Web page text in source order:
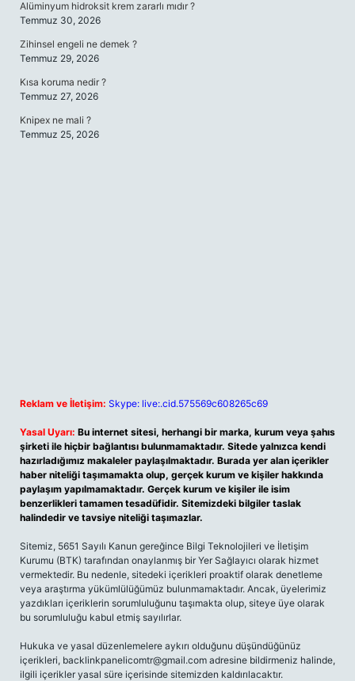
Alüminyum hidroksit krem zararlı mıdır ?
Temmuz 30, 2026
Zihinsel engeli ne demek ?
Temmuz 29, 2026
Kısa koruma nedir ?
Temmuz 27, 2026
Knipex ne mali ?
Temmuz 25, 2026
Reklam ve İletişim: Skype: live:.cid.575569c608265c69
Yasal Uyarı: Bu internet sitesi, herhangi bir marka, kurum veya şahıs
şirketi ile hiçbir bağlantısı bulunmamaktadır. Sitede yalnızca kendi
hazırladığımız makaleler paylaşılmaktadır. Burada yer alan içerikler
haber niteliği taşımamakta olup, gerçek kurum ve kişiler hakkında
paylaşım yapılmamaktadır. Gerçek kurum ve kişiler ile isim
benzerlikleri tamamen tesadüfidir. Sitemizdeki bilgiler taslak
halindedir ve tavsiye niteliği taşımazlar.
Sitemiz, 5651 Sayılı Kanun gereğince Bilgi Teknolojileri ve İletişim
Kurumu (BTK) tarafından onaylanmış bir Yer Sağlayıcı olarak hizmet
vermektedir. Bu nedenle, sitedeki içerikleri proaktif olarak denetleme
veya araştırma yükümlülüğümüz bulunmamaktadır. Ancak, üyelerimiz
yazdıkları içeriklerin sorumluluğunu taşımakta olup, siteye üye olarak
bu sorumluluğu kabul etmiş sayılırlar.
Hukuka ve yasal düzenlemelere aykırı olduğunu düşündüğünüz
içerikleri, backlinkpanelicomtr@gmail.com adresine bildirmeniz halinde,
ilgili içerikler yasal süre içerisinde sitemizden kaldırılacaktır.